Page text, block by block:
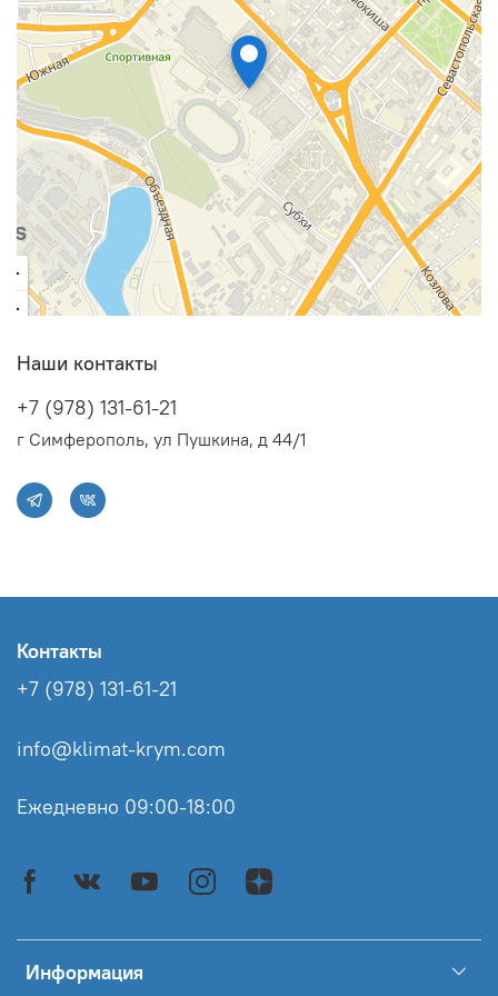
Наши контакты
+7 (978) 131-61-21
г Симферополь, ул Пушкина, д 44/1
Информация
Контакты
+7 (978) 131-61-21
info@klimat-krym.com
Ежедневно 09:00-18:00